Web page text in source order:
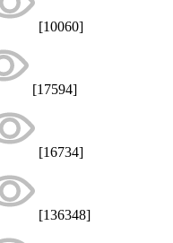
[10060]
[17594]
[16734]
[136348]